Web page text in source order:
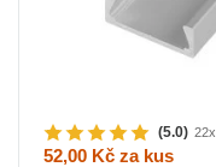
(5.0) 22x
52,00 Kč za kus